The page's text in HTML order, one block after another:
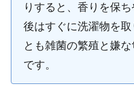
りすると、香りを保
後はすぐに洗濯物を
とも雑菌の繁殖と嫌
です。